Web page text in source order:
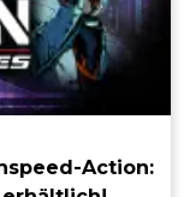
Action: